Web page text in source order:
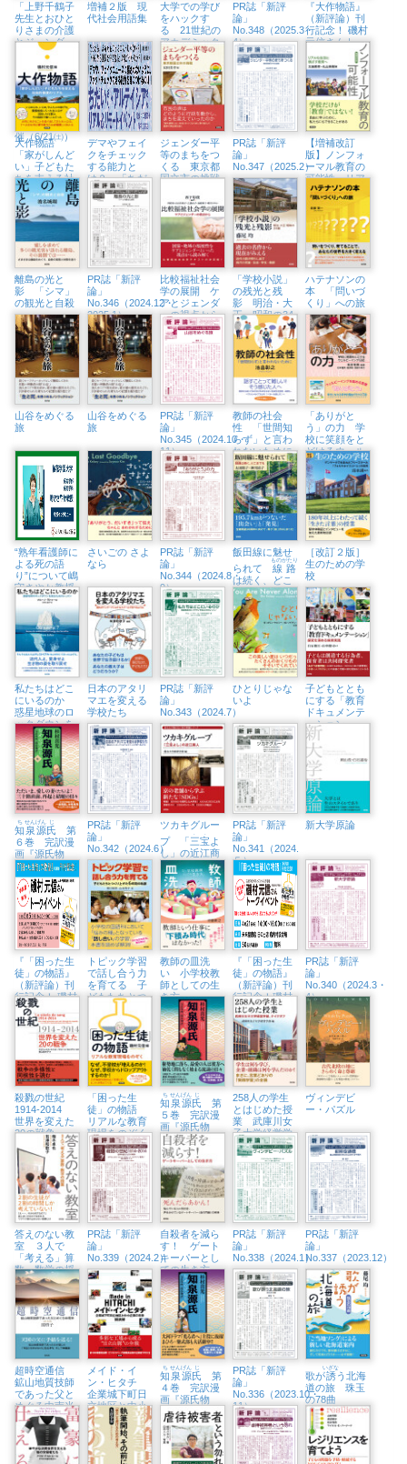
「上野千鶴子
先生とおひと
りさまの介護
とジェンダー
について語ろ
う『比較福祉
社会学の展
開』から」紀
伊國屋書店新
宿本店でトー
クイベント開
催（6/21㈯）
増補２版 現
代社会用語集
大学での学び
をハックす
る 21世紀の
アカデミック
スキル短期集
中セミナー
PR誌「新評
論」
No.348（2025.3・
4）
『大作物語』
（新評論）刊
行記念！ 磯村
元信さんトー
クイベント
（5/4㈰、八王
子市学園都市
センター）
大作物語
「家がしんど
い」子どもた
ちを支える社
会的養護のリ
アル
デマやフェイ
クをチェック
する能力と
は？ 「ちだ
いさん&アル
テイシアさ
ん」隆祥館書
店でトークイ
ベント開催
（3/23㈰）
ジェンダー平
等のまちをつ
くる 東京都
国立市の挑戦
PR誌「新評
論」
No.347（2025.2）
【増補改訂
版】ノンフォ
ーマル教育の
可能性 リア
ルな生活に根
ざす教育へ
離島の光と
影 「シマ」
の観光と自殺
PR誌「新評
論」
No.346（2024.12・
2025.1）
比較福祉社会
学の展開 ケ
アとジェンダ
ーの視点から
「学校小説」
の残光と残
影 明治・大
正・昭和の34
編
ハテナソンの
本 「問いづ
くり」への旅
山谷をめぐる
旅
山谷をめぐる
旅
PR誌「新評
論」
No.345（2024.10・
11）
教師の社会
性 「世間知
らず」と言わ
れないために
「ありがと
う」の力 学
校に笑顔をと
どけるウェル
ビーイング日
記
“熟年看護師に
よる死の語
り”について嶋
守さやか教授
がインタビュ
ーに
さいごの さよ
なら
PR誌「新評
論」
No.344（2024.8・
9）
飯田線に魅せ
られて 線路
ものがたり
は続く、どこ
までも
［改訂２版］
生のための学
校
私たちはどこ
にいるのか
惑星地球のロ
ックダウンを
知るためのレ
ッスン
日本のアタリ
マエを変える
学校たち
PR誌「新評
論」
No.343（2024.7）
ひとりじゃな
いよ
子どもととも
にする「教育
ドキュメンテ
ーション」
探究を深める
保育実践
知
ち
泉
せん
源
げん
氏
じ
第
６巻 完訳漫
画『源氏物
語』
PR誌「新評
論」
No.342（2024.6）
ツカキグルー
プ 「三宝 よ
し」の近江商
人
PR誌「新評
論」
No.341（2024.
５）
新大学原論
『「困った生
徒」の物語』
（新評論）刊
行記念！ 磯村
元信さんトー
クイベント
（5/5㈰、八王
子市生涯学習
センター）
トピック学習
で話し合う力
を育てる 子
どもたちとつ
年間の軌跡
教師の皿洗
い 小学校教
師としての生
き方
『「困った生
徒」の物語』
（新評論）刊
行記念！磯村
元信さんトー
クイベント
（4/21㈰、未
来屋書店日の
出店）
PR誌「新評
論」
No.340（2024.3・
4）
殺戮の世紀
1914-2014
世界を変えた
20の戦争
「困った生
徒」の物語
リアルな教育
現場をのぞく
知
ち
泉
せん
源
げん
氏
じ
第
５巻 完訳漫
画『源氏物
語』
258人の学生
とはじめた授
業 武庫川女
子大学経営学
部、テイクオ
フ
ヴィンデビ
ー・パズル
答えのない教
室 ３人で
「考える」算
数・数学の授
業
PR誌「新評
論」
No.339（2024.2）
自殺者を減ら
す！ ゲート
キーパーとし
ての生き方
PR誌「新評
論」
No.338（2024.1）
PR誌「新評
論」
No.337（2023.12）
超時空通信
鉱山地質技師
であった父と
めぐる中南米
メイド・イ
ン・ヒタチ
企業城下町日
立地区と中小
企業の未来
知
ち
泉
せん
源
げん
氏
じ
第
４巻 完訳漫
画『源氏物
語』
PR誌「新評
論」
No.336（2023.10・
11）
歌が誘
いざな
う北海
道の旅 珠玉
の78曲